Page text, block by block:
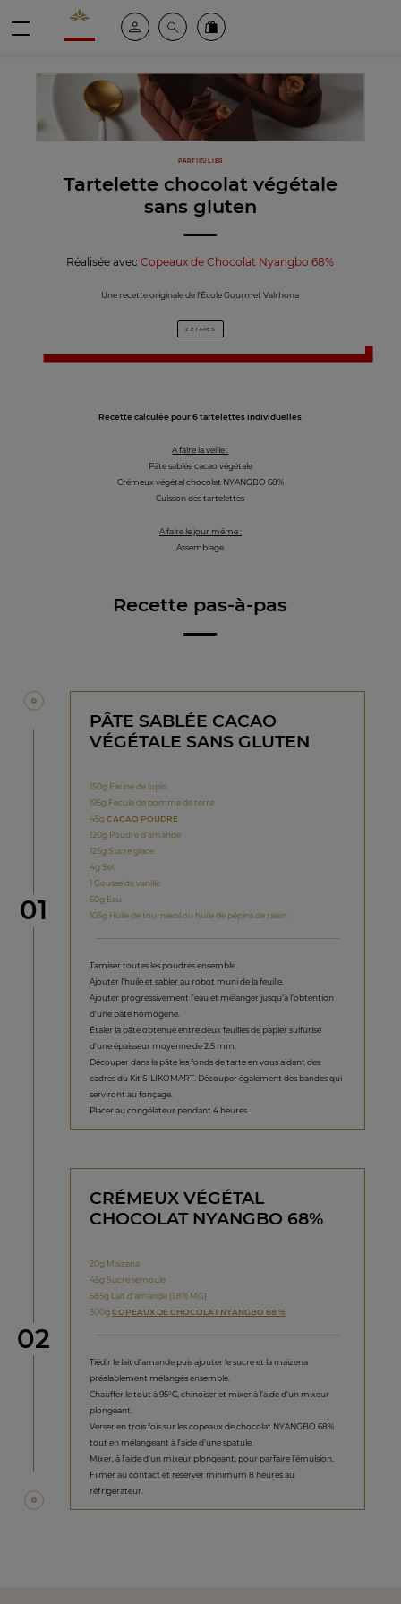
Valrhona - Imaginons le meilleur du chocolat
Espace clientRechercheCommandez en ligne
PARTICULIER
Tartelette chocolat végétale
sans gluten
Réalisée avecCopeaux de Chocolat Nyangbo 68%
Une recette originale de l’École Gourmet Valrhona
2 ÉTAPES
Recette calculée pour 6 tartelettes individuelles
A faire la veille :
Pâte sablée cacao végétale
Crémeux végétal chocolat NYANGBO 68%
Cuisson des tartelettes
A faire le jour même :
Assemblage
Recette pas-à-pas
étape
01
PÂTE SABLÉE CACAO
VÉGÉTALE SANS GLUTEN
150g Farine de lupin
195g Fécule de pomme de terre
45gCACAO POUDRE
120g Poudre d'amande
125g Sucre glace
4g Sel
1 Gousse de vanille
60g Eau
105g Huile de tournesol ou huile de pépins de raisin
Tamiser toutes les poudres ensemble.
Ajouter l’huile et sabler au robot muni de la feuille.
Ajouter progressivement l’eau et mélanger jusqu’à l’obtention
d’une pâte homogène.
Étaler la pâte obtenue entre deux feuilles de papier sulfurisé
d’une épaisseur moyenne de 2,5 mm.
Découper dans la pâte les fonds de tarte en vous aidant des
cadres du Kit SILIKOMART. Découper également des bandes qui
serviront au fonçage.
Placer au congélateur pendant 4 heures.
étape
02
CRÉMEUX VÉGÉTAL
CHOCOLAT NYANGBO 68%
20g Maïzena
45g Sucre semoule
585g Lait d'amande (1.8% MG)
300gCOPEAUX DE CHOCOLAT NYANGBO 68 %
Tiédir le lait d’amande puis ajouter le sucre et la maïzena
préalablement mélangés ensemble.
Chauffer le tout à 95°C, chinoiser et mixer à l’aide d’un mixeur
plongeant.
Verser en trois fois sur les copeaux de chocolat NYANGBO 68%
tout en mélangeant à l’aide d’une spatule.
Mixer, à l’aide d’un mixeur plongeant, pour parfaire l’émulsion.
Filmer au contact et réserver minimum 8 heures au
réfrigérateur.